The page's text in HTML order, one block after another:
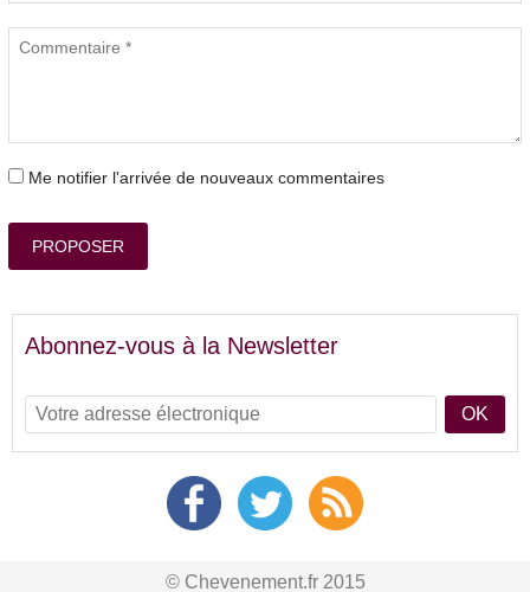
Me notifier l'arrivée de nouveaux commentaires
PROPOSER
Abonnez-vous à la Newsletter
OK
© Chevenement.fr 2015